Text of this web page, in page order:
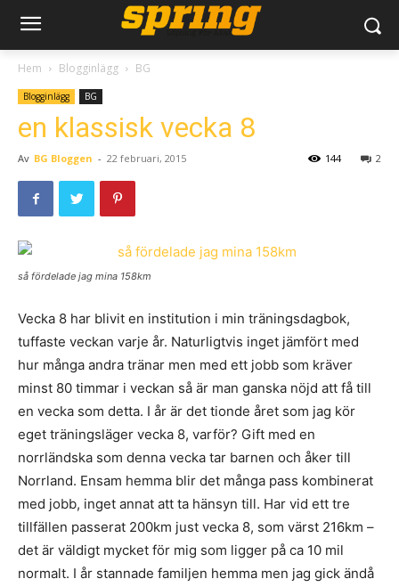
Hem Blogginlägg BG
Blogginlägg BG
en klassisk vecka 8
Av BG Bloggen - 22 februari, 2015 2
144
så fördelade jag mina 158km
Vecka 8 har blivit en institution i min träningsdagbok,
tuffaste veckan varje år. Naturligtvis inget jämfört med
hur många andra tränar men med ett jobb som kräver
minst 80 timmar i veckan så är man ganska nöjd att få till
en vecka som detta. I år är det tionde året som jag kör
eget träningsläger vecka 8, varför? Gift med en
norrländska som denna vecka tar barnen och åker till
Norrland. Ensam hemma blir det många pass kombinerat
med jobb, inget annat att ta hänsyn till. Har vid ett tre
tillfällen passerat 200km just vecka 8, som värst 216km –
det är väldigt mycket för mig som ligger på ca 10 mil
normalt. I år stannade familjen hemma men jag gick ändå